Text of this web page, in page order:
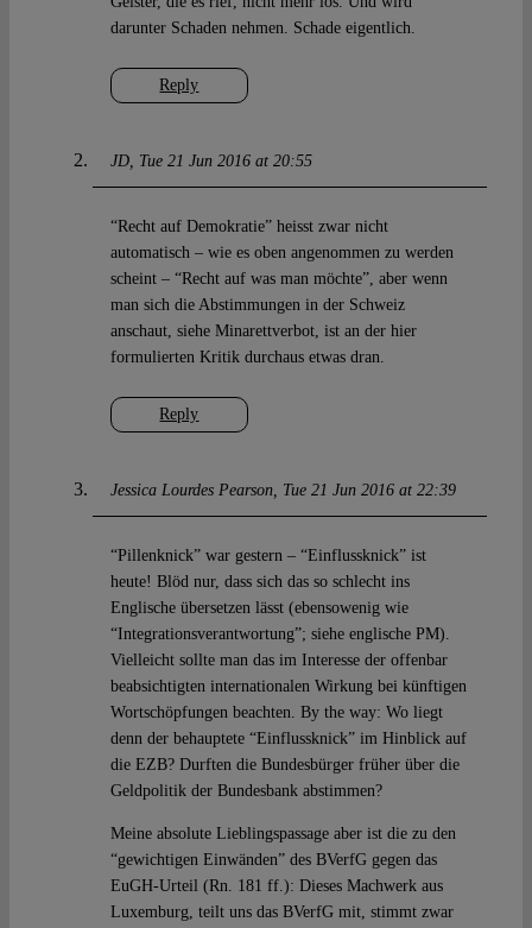
Reply
darunter Schaden nehmen. Schade eigentlich.
JD Tue 21 Jun 2016 at 20:55
Reply
“Recht auf Demokratie” heisst zwar nicht
automatisch – wie es oben angenommen zu werden
scheint – “Recht auf was man möchte”, aber wenn
man sich die Abstimmungen in der Schweiz
anschaut, siehe Minarettverbot, ist an der hier
formulierten Kritik durchaus etwas dran.
Jessica Lourdes Pearson Tue 21 Jun 2016 at 22:39
“Pillenknick” war gestern – “Einflussknick” ist
heute! Blöd nur, dass sich das so schlecht ins
Englische übersetzen lässt (ebensowenig wie
“Integrationsverantwortung”; siehe englische PM).
Vielleicht sollte man das im Interesse der offenbar
beabsichtigten internationalen Wirkung bei künftigen
Wortschöpfungen beachten. By the way: Wo liegt
denn der behauptete “Einflussknick” im Hinblick auf
die EZB? Durften die Bundesbürger früher über die
Geldpolitik der Bundesbank abstimmen?
Meine absolute Lieblingspassage aber ist die zu den
“gewichtigen Einwänden” des BVerfG gegen das
EuGH-Urteil (Rn. 181 ff.): Dieses Machwerk aus
Luxemburg, teilt uns das BVerfG mit, stimmt zwar